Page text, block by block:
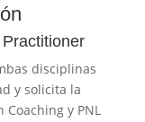
disciplinas
y solicita la
y PNL